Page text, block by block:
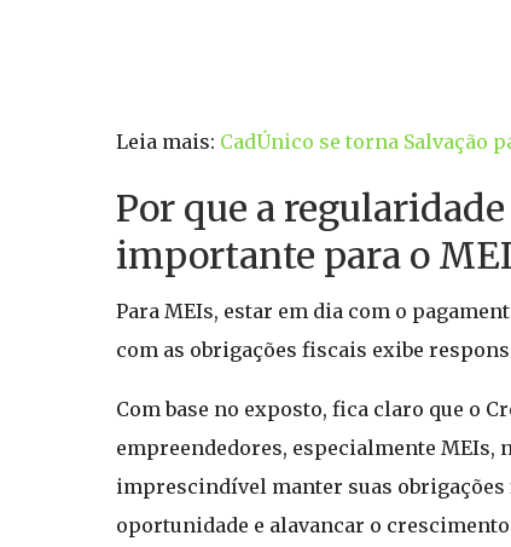
Leia mais: CadÚnico se torna Salvação
Por que a
importante para o
Para MEIs, estar em dia com o
com as obrigações fiscais exibe
Com base no exposto, fica claro que o
empreendedores, especialmente
imprescindível manter suas
oportunidade e alavancar o